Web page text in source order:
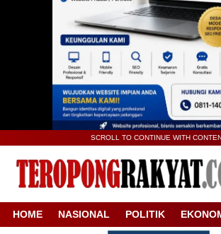
SCROLL TO CONTINUE WITH
HOME NASIONAL POLITIK